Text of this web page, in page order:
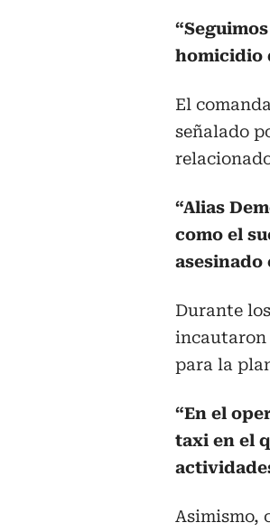
homicidio
El
señalado
“Alias
como el
asesinado
Durante
incautaron
para la
“En el
taxi en el
Asimismo,